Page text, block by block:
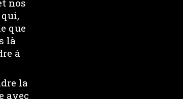
nos
que
là
à
la
avec